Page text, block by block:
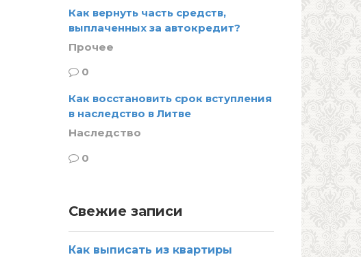
Как вернуть часть средств,
выплаченных за автокредит?
Прочее
0
Как восстановить срок вступления
в наследство в Литве
Наследство
0
Свежие записи
Как выписать из квартиры